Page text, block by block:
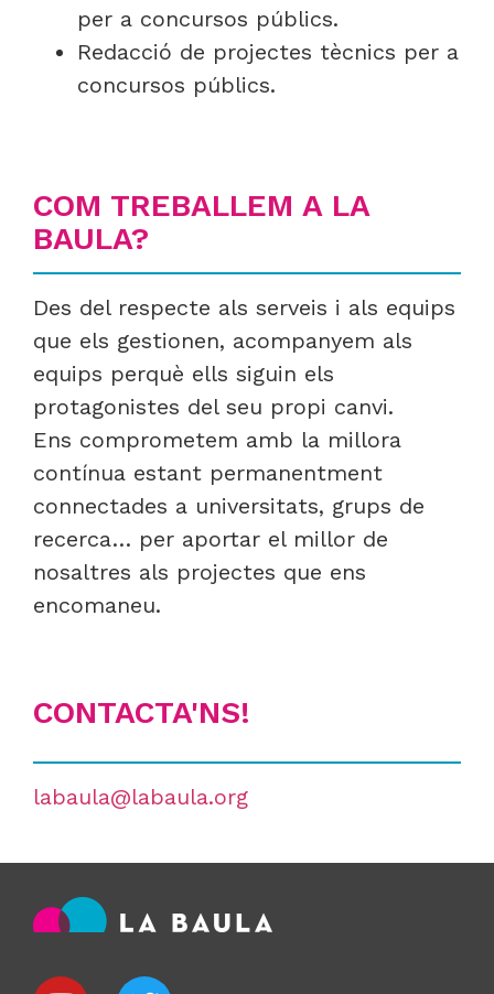
per a concursos públics.
Redacció de projectes tècnics per a
concursos públics.
COM TREBALLEM A LA
BAULA?
Des del respecte als serveis i als equips
que els gestionen, acompanyem als
equips perquè ells siguin els
protagonistes del seu propi canvi.
Ens comprometem amb la millora
contínua estant permanentment
connectades a universitats, grups de
recerca… per aportar el millor de
nosaltres als projectes que ens
encomaneu.
CONTACTA'NS!
labaula@labaula.org